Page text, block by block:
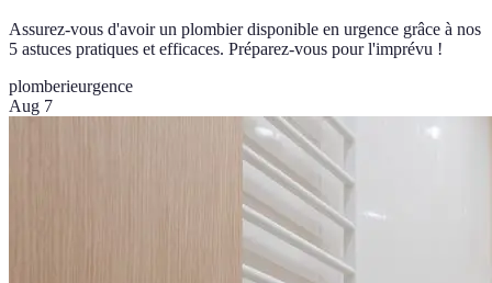
Assurez-vous d'avoir un plombier disponible en urgence grâce à nos
5 astuces pratiques et efficaces. Préparez-vous pour l'imprévu !
plomberieurgence
Aug 7